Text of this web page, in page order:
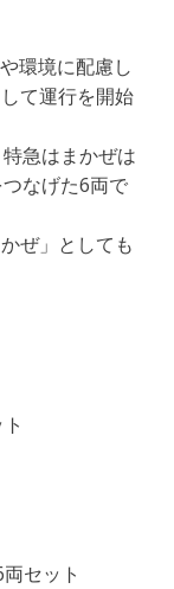
環境に配慮し
て運行を開始
急はまかぜは
なげた6両で
ぜ」としても
セット